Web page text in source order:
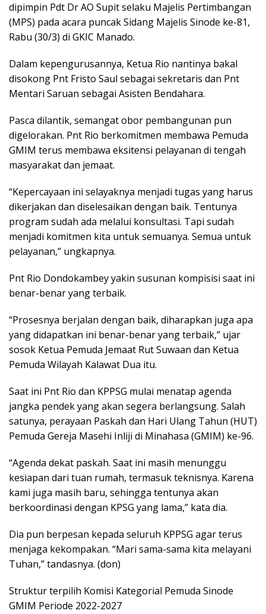
dipimpin Pdt Dr AO Supit selaku Majelis Pertimbangan
(MPS) pada acara puncak Sidang Majelis Sinode ke-81,
Rabu (30/3) di GKIC Manado.
Dalam kepengurusannya, Ketua Rio nantinya bakal
disokong Pnt Fristo Saul sebagai sekretaris dan Pnt
Mentari Saruan sebagai Asisten Bendahara.
Pasca dilantik, semangat obor pembangunan pun
digelorakan. Pnt Rio berkomitmen membawa Pemuda
GMIM terus membawa eksitensi pelayanan di tengah
masyarakat dan jemaat.
“Kepercayaan ini selayaknya menjadi tugas yang harus
dikerjakan dan diselesaikan dengan baik. Tentunya
program sudah ada melalui konsultasi. Tapi sudah
menjadi komitmen kita untuk semuanya. Semua untuk
pelayanan,” ungkapnya.
Pnt Rio Dondokambey yakin susunan kompisisi saat ini
benar-benar yang terbaik.
“Prosesnya berjalan dengan baik, diharapkan juga apa
yang didapatkan ini benar-benar yang terbaik,” ujar
sosok Ketua Pemuda Jemaat Rut Suwaan dan Ketua
Pemuda Wilayah Kalawat Dua itu.
Saat ini Pnt Rio dan KPPSG mulai menatap agenda
jangka pendek yang akan segera berlangsung. Salah
satunya, perayaan Paskah dan Hari Ulang Tahun (HUT)
Pemuda Gereja Masehi Inliji di Minahasa (GMIM) ke-96.
“Agenda dekat paskah. Saat ini masih menunggu
kesiapan dari tuan rumah, termasuk teknisnya. Karena
kami juga masih baru, sehingga tentunya akan
berkoordinasi dengan KPSG yang lama,” kata dia.
Dia pun berpesan kepada seluruh KPPSG agar terus
menjaga kekompakan. “Mari sama-sama kita melayani
Tuhan,” tandasnya. (don)
Struktur terpilih Komisi Kategorial Pemuda Sinode
GMIM Periode 2022-2027